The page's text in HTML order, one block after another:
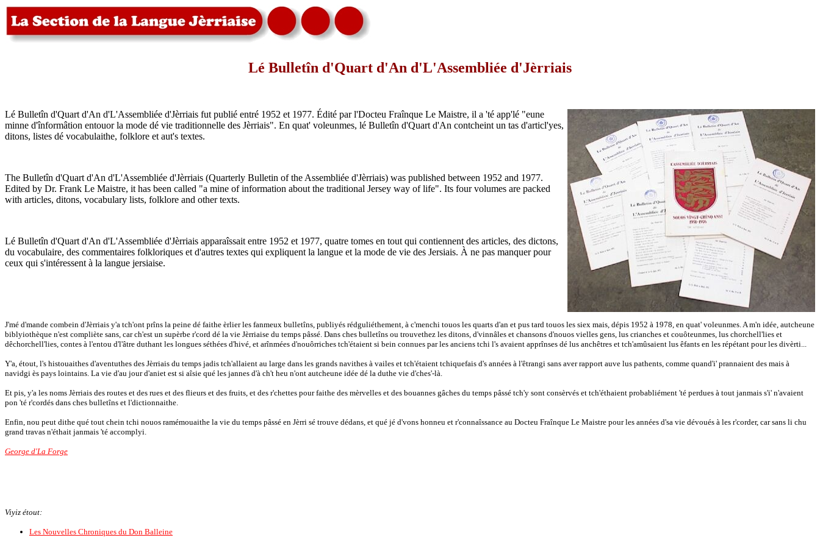
Lé Bulletîn d'Quart d'An d'L'Assembliée d'Jèrriais
Lé Bulletîn d'Quart d'An d'L'Assembliée d'Jèrriais fut publié entré 1952 et 1977. Édité par l'Docteu Fraînque Le Maistre, il a 'té app'lé "eune
minne d'înformâtion entouor la mode dé vie traditionnelle des Jèrriais". En quat' voleunmes, lé Bulletîn d'Quart d'An contcheint un tas d'articl'yes,
ditons, listes dé vocabulaithe, folklore et aut's textes.
The Bulletîn d'Quart d'An d'L'Assembliée d'Jèrriais (Quarterly Bulletin of the Assembliée d'Jèrriais) was published between 1952 and 1977.
Edited by Dr. Frank Le Maistre, it has been called "a mine of information about the traditional Jersey way of life". Its four volumes are packed
with articles, ditons, vocabulary lists, folklore and other texts.
Lé Bulletîn d'Quart d'An d'L'Assembliée d'Jèrriais apparaîssait entre 1952 et 1977, quatre tomes en tout qui contiennent des articles, des dictons,
du vocabulaire, des commentaires folkloriques et d'autres textes qui expliquent la langue et la mode de vie des Jersiais. À ne pas manquer pour
ceux qui s'intéressent à la langue jersiaise.
J'mé d'mande combein d'Jèrriais y'a tch'ont prîns la peine dé faithe èrlier les fanmeux bulletîns, publiyés rédguliéthement, à c'menchi touos les quarts d'an et pus tard touos les siex mais, dépis 1952 à 1978, en quat' voleunmes. A m'n idée, autcheune
biblyiothèque n'est compliète sans, car ch'est un supèrbe r'cord dé la vie Jèrriaise du temps pâssé. Dans ches bulletîns ou trouvethez les ditons, d'vinnâles et chansons d'nouos vielles gens, lus crianches et couôteunmes, lus chorchell'lies et
dêchorchell'lies, contes à l'entou d'l'âtre duthant les longues séthées d'hivé, et arînmées d'nouôrriches tch'étaient si bein connues par les anciens tchi l's avaient apprînses dé lus anchêtres et tch'amûsaient lus êfants en les répétant pour les divèrti...
Y'a, étout, l's histouaithes d'aventuthes des Jèrriais du temps jadis tch'allaient au large dans les grands navithes à vailes et tch'étaient tchiquefais d's années à l'êtrangi sans aver rapport auve lus pathents, comme quand'i' prannaient des mais à
navidgi ès pays lointains. La vie d'au jour d'aniet est si aîsie qué les jannes d'à ch't heu n'ont autcheune idée dé la duthe vie d'ches'-là.
Et pis, y'a les noms Jèrriais des routes et des rues et des flieurs et des fruits, et des r'chettes pour faithe des mèrvelles et des bouannes gâches du temps pâssé tch'y sont consèrvés et tch'éthaient probabliément 'té perdues à tout janmais s'i' n'avaient
pon 'té r'cordés dans ches bulletîns et l'dictionnaithe.
Enfin, nou peut dithe qué tout chein tchi nouos ramémouaithe la vie du temps pâssé en Jèrri sé trouve dédans, et qué jé d'vons honneu et r'connaîssance au Docteu Fraînque Le Maistre pour les années d'sa vie dévoués à les r'corder, car sans li chu
grand travas n'éthait janmais 'té accomplyi.
George d'La Forge
Viyiz étout:
Les Nouvelles Chroniques du Don Balleine